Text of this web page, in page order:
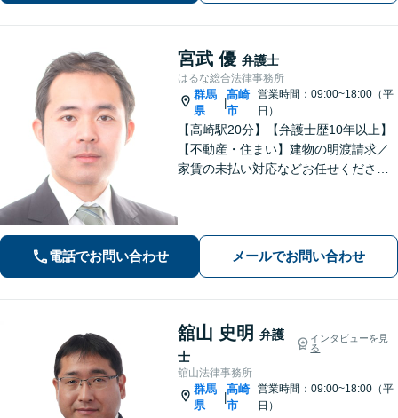
宮武 優 弁護士
はるな総合法律事務所
群馬
県
|
高崎
市
営業時間：09:00~18:00（平
日）
【高崎駅20分】【弁護士歴10年以上】
【不動産・住まい】建物の明渡請求／
家賃の未払い対応などお任せくださ
気軽にご相談ください。
電話でお問い合わせ メールでお問い合わせ
舘山 史明 弁護
士
インタビューを見
る
舘山法律事務所
群馬
県
|
高崎
市
営業時間：09:00~18:00（平
日）